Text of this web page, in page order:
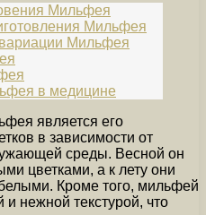
Мильфея
Мильфея
Мильфея
в медицине
является его
в зависимости от
среды. Весной он
цветками, а к лету они
Кроме того, мильфей
и нежной текстурой, что